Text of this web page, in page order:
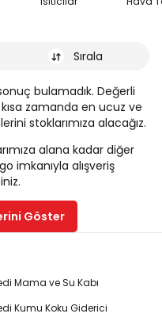
Sırala
bulamadık. Değerli
zamanda en ucuz ve
stoklarımıza alacağız.
alana kadar diğer
imkanıyla alışveriş
Göster
Mama ve Su Kabı
Kumu Koku Giderici